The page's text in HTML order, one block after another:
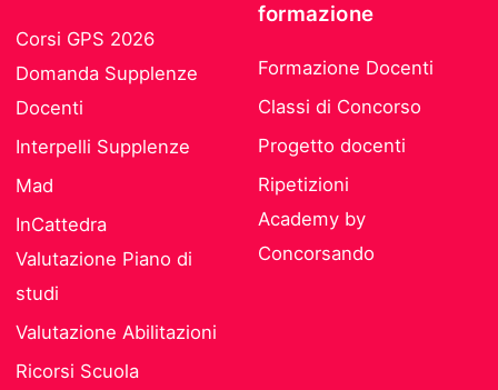
Corsi GPS 2026
Domanda Supplenze
Docenti
Interpelli Supplenze
Mad
InCattedra
Valutazione Piano di
studi
Valutazione Abilitazioni
Ricorsi Scuola
formazione
Formazione Docenti
Classi di Concorso
Progetto docenti
Ripetizioni
Academy by
Concorsando